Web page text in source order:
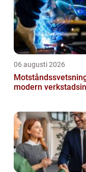
06 augusti 2026
modern